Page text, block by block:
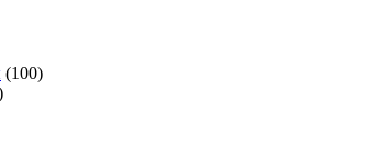
(100)